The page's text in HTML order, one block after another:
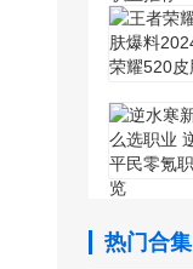
热门合集